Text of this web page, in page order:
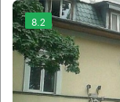
8.2